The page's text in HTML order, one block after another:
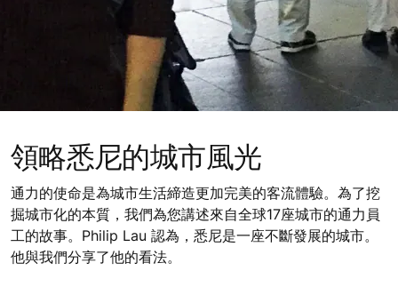
領略悉尼的城市風光
通力的使命是為城市生活締造更加完美的客流體驗。為了挖
掘城市化的本質，我們為您講述來自全球17座城市的通力員
工的故事。Philip Lau 認為，悉尼是一座不斷發展的城市。
他與我們分享了他的看法。